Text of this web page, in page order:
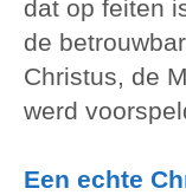
dat op feiten
de
Christus, de
werd
Een echte